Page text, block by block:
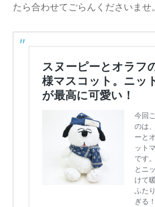
たら合わせてごらんくださいませ。